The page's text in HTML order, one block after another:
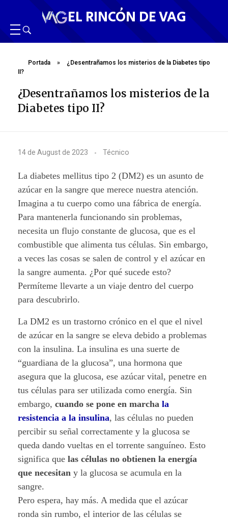
EL RINCÓN DE VAG
Portada »
¿Desentrañamos los misterios de la Diabetes tipo
II?
¿Desentrañamos los misterios de la
Diabetes tipo II?
¿
D
e
s
e
n
t
r
a
ñ
a
m
o
s
l
o
s
m
14 de August de 2023 Técnico
La diabetes mellitus tipo 2 (DM2) es un asunto de
azúcar en la sangre que merece nuestra atención.
Imagina a tu cuerpo como una fábrica de energía.
Para mantenerla funcionando sin problemas,
necesita un flujo constante de glucosa, que es el
combustible que alimenta tus células. Sin embargo,
a veces las cosas se salen de control y el azúcar en
la sangre aumenta. ¿Por qué sucede esto?
Permíteme llevarte a un viaje dentro del cuerpo
para descubrirlo.
La DM2 es un trastorno crónico en el que el nivel
de azúcar en la sangre se eleva debido a problemas
con la insulina. La insulina es una suerte de
“guardiana de la glucosa”, una hormona que
asegura que la glucosa, ese azúcar vital, penetre en
tus células para ser utilizada como energía. Sin
embargo, cuando se pone en marcha la
resistencia a la insulina, las células no pueden
percibir su señal correctamente y la glucosa se
queda dando vueltas en el torrente sanguíneo. Esto
significa que las células no obtienen la energía
que necesitan y la glucosa se acumula en la
sangre.
Pero espera, hay más. A medida que el azúcar
ronda sin rumbo, el interior de las células se